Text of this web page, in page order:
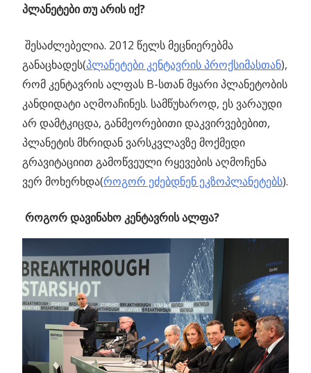
პლანეტები თუ არის იქ?
შესაძლებელია. 2012 წელს მეცნიერებმა
განაცხადეს(პლანეტები კენტავრის პროქსიმასთან),
რომ კენტავრის ალფას B-სთან მყარი პლანეტობის
კანდიდატი აღმოაჩინეს. სამწუხაროდ, ეს ვარაუდი
არ დამტკიცდა, განმეორებითი დაკვირვებებით,
პლანეტის მხრიდან ვარსკვლავზე მოქმედი
გრავიტაციით გამოწვეული რყევების აღმოჩენა
ვერ მოხერხდა(როგორ ეძებდნენ ეკზოპლანეტებს).
როგორ დავინახო კენტავრის ალფა?